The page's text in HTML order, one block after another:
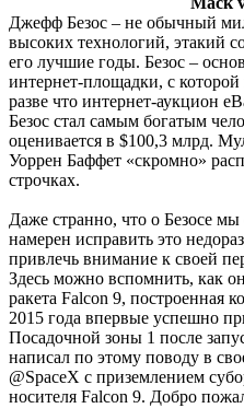
Джефф Безос – не обычный
высоких технологий, этакий
его лучшие годы. Безос –
интернет-площадки, с
разве что интернет-аукцион
Безос стал самым богатым
оценивается в $100,3 млрд.
Уоррен Баффет «скромно»
строчках.
Даже странно, что о Безосе
намерен исправить это
привлечь внимание к своей
Здесь можно вспомнить, как
ракета Falcon 9, построенная
2015 года впервые успешно
Посадочной зоны 1 после
написал по этому поводу в
@SpaceX с приземлением
носителя Falcon 9. Добро